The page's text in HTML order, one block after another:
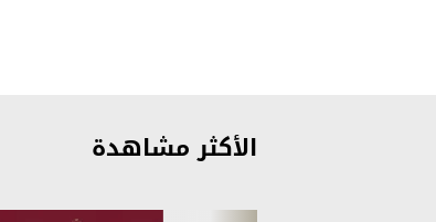
الأكثر مشاهدة